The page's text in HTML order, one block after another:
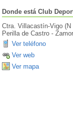
Donde estáClub
Ctra. Villacastín-Vigo
Perilla de Castro -
Ver teléfono
Ver web
Ver mapa